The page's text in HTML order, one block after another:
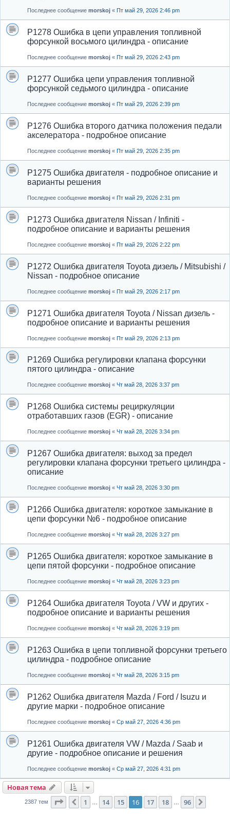
Последнее сообщение morskoj « Пт май 29, 2026 2:46 pm
P1278 Ошибка в цепи управления топливной
форсункой восьмого цилиндра - описание
Последнее сообщение morskoj « Пт май 29, 2026 2:43 pm
P1277 Ошибка цепи управления топливной
форсункой седьмого цилиндра - описание
Последнее сообщение morskoj « Пт май 29, 2026 2:39 pm
P1276 Ошибка второго датчика положения педали
акселератора - подробное описание
Последнее сообщение morskoj « Пт май 29, 2026 2:35 pm
P1275 Ошибка двигателя - подробное описание и
варианты решения
Последнее сообщение morskoj « Пт май 29, 2026 2:31 pm
P1273 Ошибка двигателя Nissan / Infiniti -
подробное описание и варианты решения
Последнее сообщение morskoj « Пт май 29, 2026 2:22 pm
P1272 Ошибка двигателя Toyota дизель / Mitsubishi /
Nissan - подробное описание
Последнее сообщение morskoj « Пт май 29, 2026 2:17 pm
P1271 Ошибка двигателя Toyota / Nissan дизель -
подробное описание и варианты решения
Последнее сообщение morskoj « Пт май 29, 2026 2:13 pm
P1269 Ошибка регулировки клапана форсунки
пятого цилиндра - описание
Последнее сообщение morskoj « Чт май 28, 2026 3:37 pm
P1268 Ошибка системы рециркуляции
отработавших газов (EGR) - описание
Последнее сообщение morskoj « Чт май 28, 2026 3:34 pm
P1267 Ошибка двигателя: выход за предел
регулировки клапана форсунки третьего цилиндра -
описание
Последнее сообщение morskoj « Чт май 28, 2026 3:30 pm
P1266 Ошибка двигателя: короткое замыкание в
цепи форсунки №6 - подробное описание
Последнее сообщение morskoj « Чт май 28, 2026 3:27 pm
P1265 Ошибка двигателя: короткое замыкание в
цепи пятой форсунки - подробное описание
Последнее сообщение morskoj « Чт май 28, 2026 3:23 pm
P1264 Ошибка двигателя Toyota / VW и других -
подробное описание и варианты решения
Последнее сообщение morskoj « Чт май 28, 2026 3:19 pm
P1263 Ошибка в цепи топливной форсунки третьего
цилиндра - подробное описание
Последнее сообщение morskoj « Чт май 28, 2026 3:15 pm
P1262 Ошибка двигателя Mazda / Ford / Isuzu и
другие марки - подробное описание
Последнее сообщение morskoj « Ср май 27, 2026 4:36 pm
P1261 Ошибка двигателя VW / Mazda / Saab и
другие - подробное описание и решения
Последнее сообщение morskoj « Ср май 27, 2026 4:31 pm
Новая тема
2387 тем Страница 16из 96
Пред.
1 14 15 16 17 18 96